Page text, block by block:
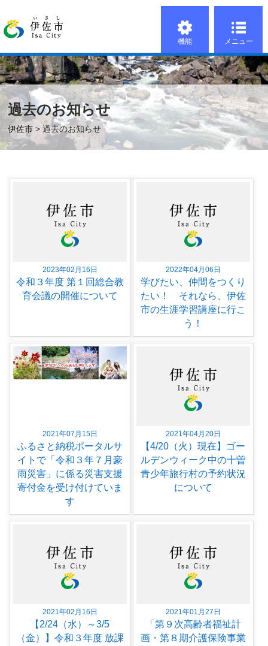
機能 メニュー
過去のお知らせ
伊佐市 > 過去のお知らせ
2023年02月16日
令和３年度 第１回総合教
育会議の開催について
2022年04月06日
学びたい、仲間をつくり
たい！ それなら、伊佐
市の生涯学習講座に行こ
う！
2021年07月15日
ふるさと納税ポータルサ
イトで「令和３年７月豪
雨災害」に係る災害支援
寄付金を受け付けていま
す
2021年04月20日
【4/20（火）現在】ゴー
ルデンウィーク中の十曽
青少年旅行村の予約状況
について
2021年02月16日
【2/24（水）～3/5
（金）】令和３年度 放課
2021年01月27日
「第９次高齢者福祉計
画・第８期介護保険事業